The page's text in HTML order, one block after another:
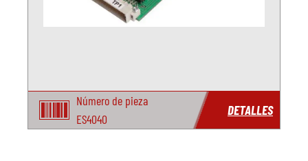
Número de pieza
ES4040
DETALLES